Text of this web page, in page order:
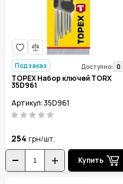
Под заказ Доступно: 0
TOPEX Набор ключей TORX
35D961
Артикул: 35D961
254 грн/шт.
Купить